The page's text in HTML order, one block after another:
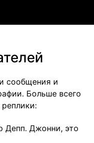
сообщения и
Больше всего
Депп. Джонни, это